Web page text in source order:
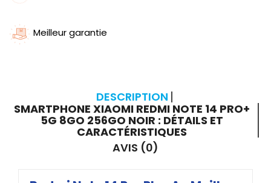
Meilleur garantie
DESCRIPTION
SMARTPHONE XIAOMI REDMI NOTE 14 PRO+
5G 8GO 256GO NOIR : DÉTAILS ET
CARACTÉRISTIQUES
AVIS (0)